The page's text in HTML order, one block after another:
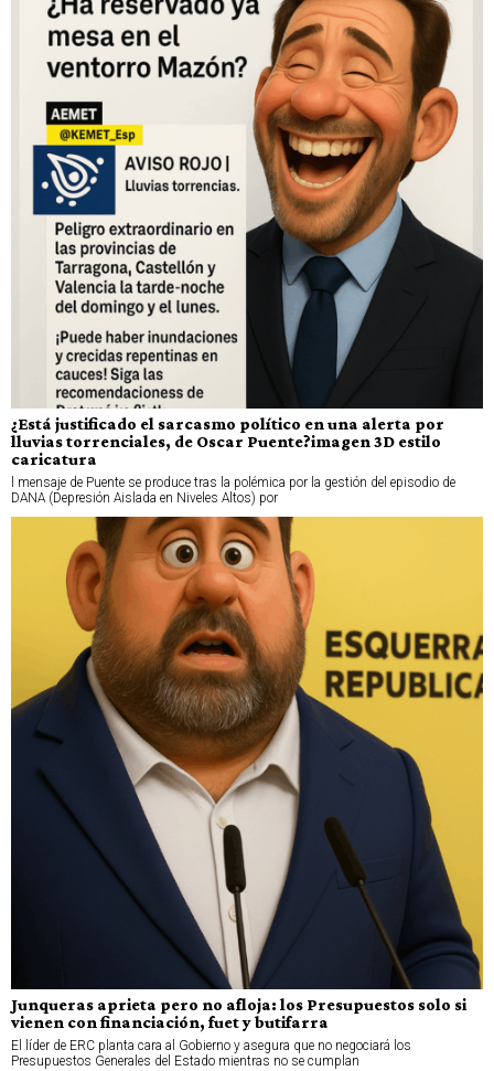
¿Está justificado el sarcasmo político en una alerta por
lluvias torrenciales, de Oscar Puente?imagen 3D estilo
caricatura
l mensaje de Puente se produce tras la polémica por la gestión del episodio de
DANA (Depresión Aislada en Niveles Altos) por
Junqueras aprieta pero no afloja: los Presupuestos solo si
vienen con financiación, fuet y butifarra
El líder de ERC planta cara al Gobierno y asegura que no negociará los
Presupuestos Generales del Estado mientras no se cumplan